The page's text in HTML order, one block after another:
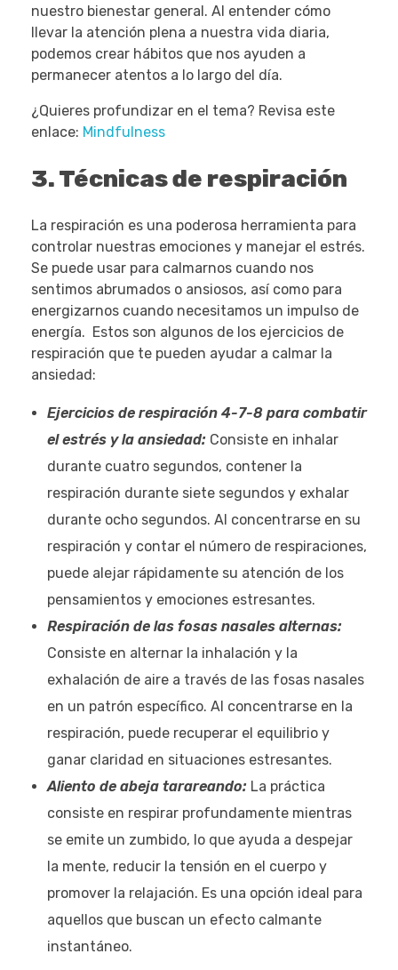
nuestro bienestar general. Al entender cómo
llevar la atención plena a nuestra vida diaria,
podemos crear hábitos que nos ayuden a
permanecer atentos a lo largo del día.
¿Quieres profundizar en el tema? Revisa este
enlace: Mindfulness
3. Técnicas de respiración
La respiración es una poderosa herramienta para
controlar nuestras emociones y manejar el estrés.
Se puede usar para calmarnos cuando nos
sentimos abrumados o ansiosos, así como para
energizarnos cuando necesitamos un impulso de
energía. Estos son algunos de los ejercicios de
respiración que te pueden ayudar a calmar la
ansiedad:
Ejercicios de respiración 4-7-8 para combatir
el estrés y la ansiedad: Consiste en inhalar
durante cuatro segundos, contener la
respiración durante siete segundos y exhalar
durante ocho segundos. Al concentrarse en su
respiración y contar el número de respiraciones,
puede alejar rápidamente su atención de los
pensamientos y emociones estresantes.
Respiración de las fosas nasales alternas:
Consiste en alternar la inhalación y la
exhalación de aire a través de las fosas nasales
en un patrón específico. Al concentrarse en la
respiración, puede recuperar el equilibrio y
ganar claridad en situaciones estresantes.
Aliento de abeja tarareando:La práctica
consiste en respirar profundamente mientras
se emite un zumbido, lo que ayuda a despejar
la mente, reducir la tensión en el cuerpo y
promover la relajación. Es una opción ideal para
aquellos que buscan un efecto calmante
instantáneo.